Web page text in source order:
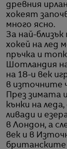
древния
хокеят
много ясно.
За най-
хокей на лед
пръчка и
Шотландия
на 18-и век
в източните
През зимата
кънки на
ливади и
в Лондон, а
век и в
британските